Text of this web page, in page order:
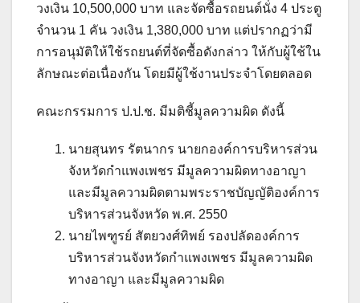
วงเงิน 10,500,000 บาท และจัดซื้อรถยนต์นั่ง 4 ประตู
จำนวน 1 คัน วงเงิน 1,380,000 บาท แต่ปรากฏว่ามี
การอนุมัติให้ใช้รถยนต์ที่จัดซื้อดังกล่าว ให้กับผู้ใช้ใน
ลักษณะต่อเนื่องกัน โดยมีผู้ใช้งานประจำโดยตลอด
คณะกรรมการ ป.ป.ช. มีมติชี้มูลความผิด ดังนี้
นายสุนทร รัตนากร นายกองค์การบริหารส่วน
จังหวัดกำแพงเพชร มีมูลความผิดทางอาญา
และมีมูลความผิดตามพระราชบัญญัติองค์การ
บริหารส่วนจังหวัด พ.ศ. 2550
นายไพฑูรย์ สัตยวงศ์ทิพย์ รองปลัดองค์การ
บริหารส่วนจังหวัดกำแพงเพชร มีมูลความผิด
ทางอาญา และมีมูลความผิด